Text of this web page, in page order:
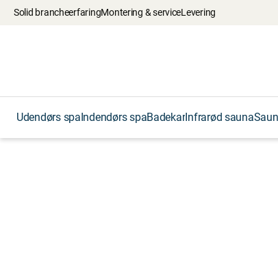
Solid brancheerfaringMontering & serviceLevering
Udendørs spaIndendørs spaBadekarInfrarød sauna